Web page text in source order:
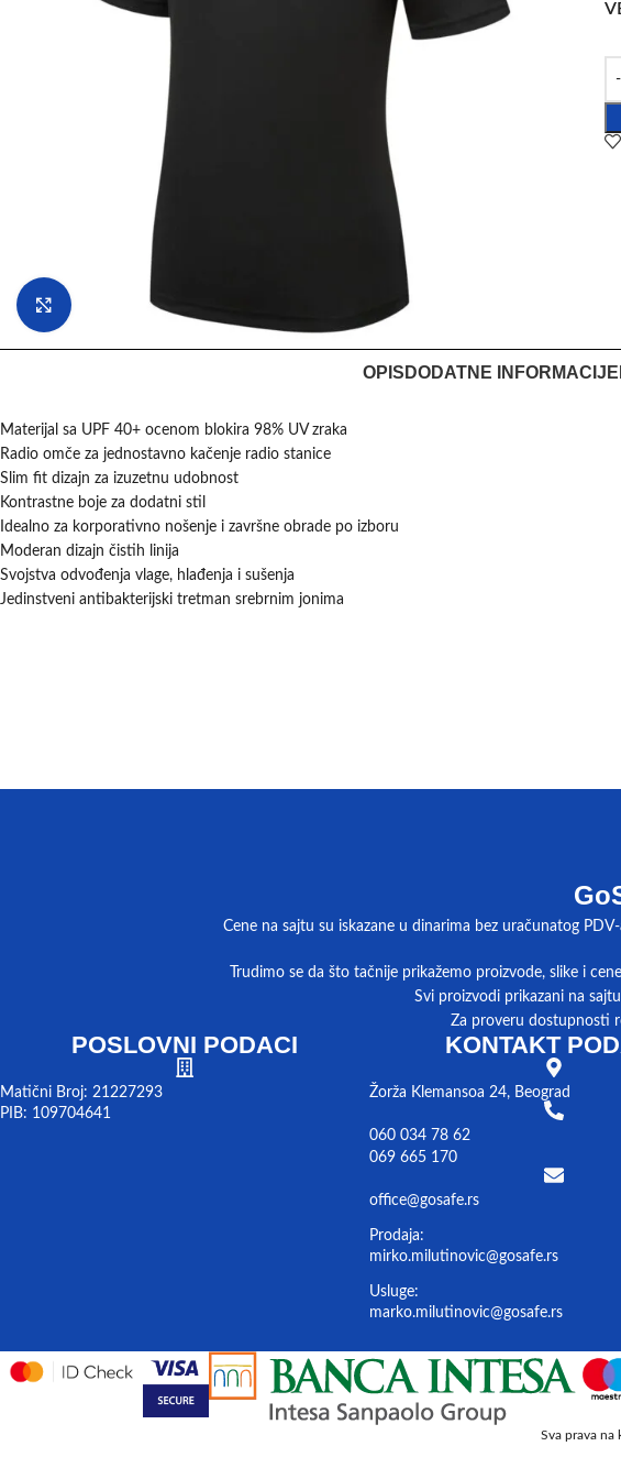
Klikni da uvećaš
OPIS DODATNE INFORMACIJE
Materijal sa UPF 40+ ocenom blokira 98% UV zraka
Radio omče za jednostavno kačenje radio stanice
Slim fit dizajn za izuzetnu udobnost
Kontrastne boje za dodatni stil
Idealno za korporativno nošenje i završne obrade po izboru
Moderan dizajn čistih linija
Svojstva odvođenja vlage, hlađenja i sušenja
Jedinstveni antibakterijski tretman srebrnim jonima
Cene na sajtu su iskazane u dinarima bez uračunatog
Trudimo se da što tačnije prikažemo proizvode, slike i
Svi proizvodi prikazani na
Za proveru dostupnosti
POSLOVNI PODACI
Matični Broj: 21227293
PIB: 109704641
KONTAKT
Žorža Klemansoa 24, Beograd
060 034 78 62
069 665 170
office@gosafe.rs
Prodaja:
mirko.milutinovic@gosafe.rs
Usluge:
marko.milutinovic@gosafe.rs
Sva prava na